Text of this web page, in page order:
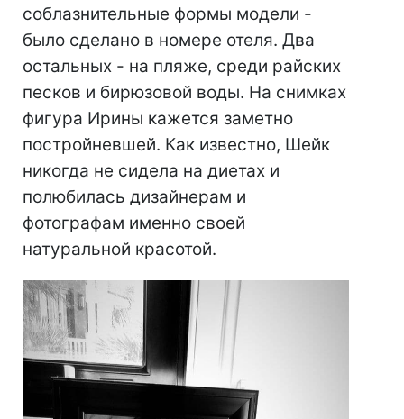
соблазнительные формы модели -
было сделано в номере отеля. Два
остальных - на пляже, среди райских
песков и бирюзовой воды. На снимках
фигура Ирины кажется заметно
постройневшей. Как известно, Шейк
никогда не сидела на диетах и
полюбилась дизайнерам и
фотографам именно своей
натуральной красотой.